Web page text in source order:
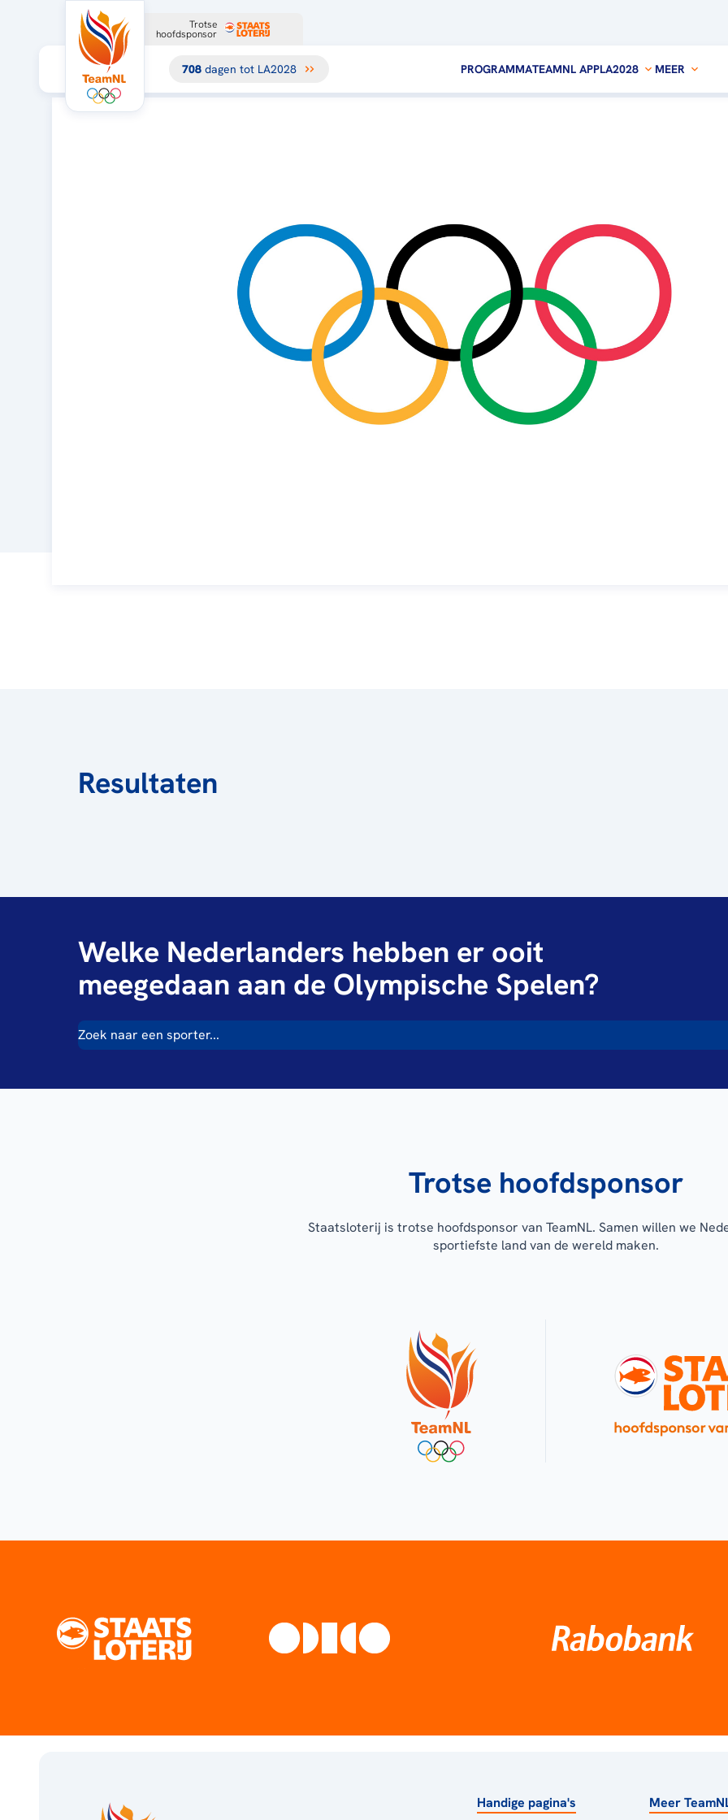
Trotse
hoofdsponsor
708 dagen tot LA2028 PROGRAMMATEAMNL APPLA2028 MEER
Resultaten
Welke Nederlanders hebben er ooit
meegedaan aan de Olympische Spelen?
Trotse hoofdsponsor
Staatsloterij is trotse hoofdsponsor van TeamNL. Samen willen we
sportiefste land van de wereld maken.
Handige pagina's Meer